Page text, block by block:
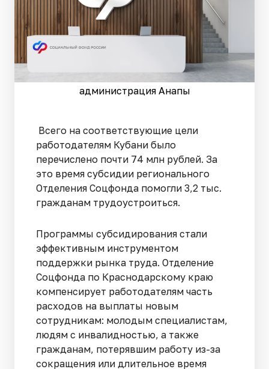
администрация Анапы
Всего на соответствующие цели
работодателям Кубани было
перечислено почти 74 млн рублей. За
это время субсидии регионального
Отделения Соцфонда помогли 3,2 тыс.
гражданам трудоустроиться.
Программы субсидирования стали
эффективным инструментом
поддержки рынка труда. Отделение
Соцфонда по Краснодарскому краю
компенсирует работодателям часть
расходов на выплаты новым
сотрудникам: молодым специалистам,
людям с инвалидностью, а также
гражданам, потерявшим работу из-за
сокращения или длительное время